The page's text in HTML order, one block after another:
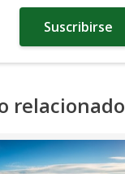
Suscribirse
relacionado